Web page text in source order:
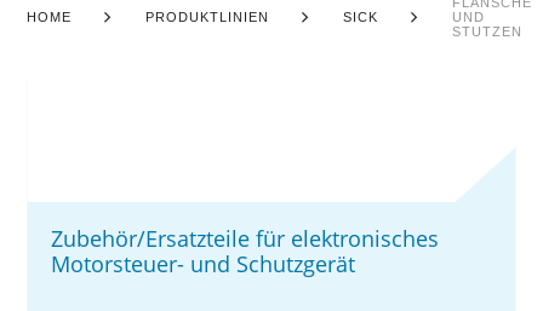
HOME PRODUKTLINIEN SICK
UND
STUTZEN
Zubehör/Ersatzteile für elektronisches
Motorsteuer- und Schutzgerät